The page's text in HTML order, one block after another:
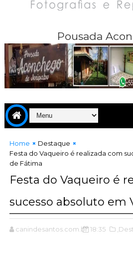
Pousada
Home
Destaque
Festa do Vaqueiro é realizada com
de Fátima
Festa do Vaqueiro é
sucesso absoluto em
canindesantos.com.br 18:35